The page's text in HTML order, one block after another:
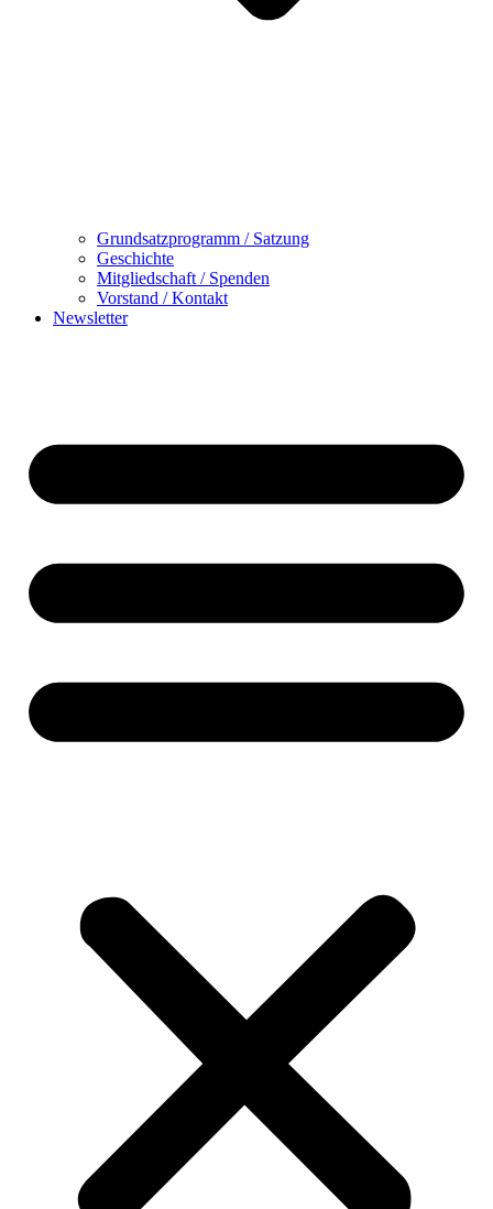
Grundsatzprogramm / Satzung
Geschichte
Mitgliedschaft / Spenden
Vorstand / Kontakt
Newsletter